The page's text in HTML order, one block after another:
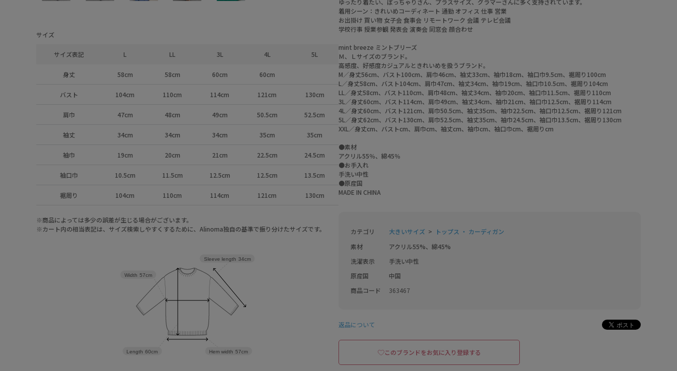
サイズ
サイズ表記 L LL 3L 4L 5L
身丈 58cm 58cm 60cm 60cm
バスト 104cm 110cm 114cm 121cm 130cm
肩巾 47cm 48cm 49cm 50.5cm 52.5cm
袖丈 34cm 34cm 34cm 35cm 35cm
袖巾 19cm 20cm 21cm 22.5cm 24.5cm
袖口巾 10.5cm 11.5cm 12.5cm 12.5cm 13.5cm
裾周り 104cm 110cm 114cm 121cm 130cm
※商品によっては多少の誤差が生じる場合がございます。
※カート内の相当表記は、サイズ検索しやすくするために、Alinoma独自の基準で振り分けたサイズです。
Hem width 57cm
Sleeve length 34cm
Length 60cm
Width 57cm
ゆったり着たい、ぽっちゃりさん、プラスサイズ、グラマーさんに多く支持されています。
着用シーン：きれいめコーディネート 通勤 オフィス 仕事 営業
お出掛け 買い物 女子会 食事会 リモートワーク 会議 テレビ会議
学校行事 授業参観 発表会 演奏会 同窓会 顔合わせ
mint breeze ミントブリーズ
Ｍ、Ｌサイズのブランド。
高感度、好感度カジュアルときれいめを扱うブランド。
M／身丈56cm、バスト100cm、肩巾46cm、袖丈33cm、袖巾18cm、袖口巾9.5cm、裾周り100cm
L／身丈58cm、バスト104cm、肩巾47cm、袖丈34cm、袖巾19cm、袖口巾10.5cm、裾周り104cm
LL／身丈58cm、バスト110cm、肩巾48cm、袖丈34cm、袖巾20cm、袖口巾11.5cm、裾周り110cm
3L／身丈60cm、バスト114cm、肩巾49cm、袖丈34cm、袖巾21cm、袖口巾12.5cm、裾周り114cm
4L／身丈60cm、バスト121cm、肩巾50.5cm、袖丈35cm、袖巾22.5cm、袖口巾12.5cm、裾周り121cm
5L／身丈62cm、バスト130cm、肩巾52.5cm、袖丈35cm、袖巾24.5cm、袖口巾13.5cm、裾周り130cm
XXL／身丈cm、バストcm、肩巾cm、袖丈cm、袖巾cm、袖口巾cm、裾周りcm
●素材
アクリル55％、綿45％
●お手入れ
手洗い中性
●原産国
MADE IN CHINA
カテゴリ 大きいサイズ
トップス ・ カーディガン
素材
アクリル55%、綿45%
洗濯表示
手洗い中性
原産国
中国
商品コード
363467
返品について
このブランドをお気に入り登録する